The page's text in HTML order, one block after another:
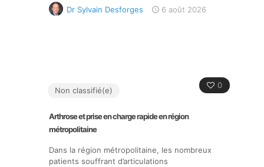
Dr Sylvain Desforges 6 août 2026
0
Non classifié(e)
Arthrose et prise en charge rapide en région
métropolitaine
Dans la région métropolitaine, les nombreux
patients souffrant d’articulations